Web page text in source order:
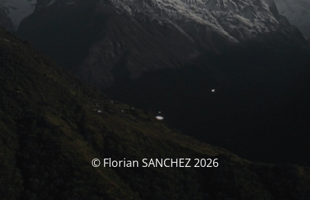
© Florian SANCHEZ 2026